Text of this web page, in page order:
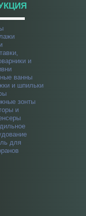
и
ванны
и шпильки
зонты
и
для